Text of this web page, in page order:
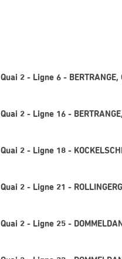
2 - Ligne 6 - BERTRANGE,
2 - Ligne 16 -
2 - Ligne 18 -
2 - Ligne 21 -
2 - Ligne 25 -